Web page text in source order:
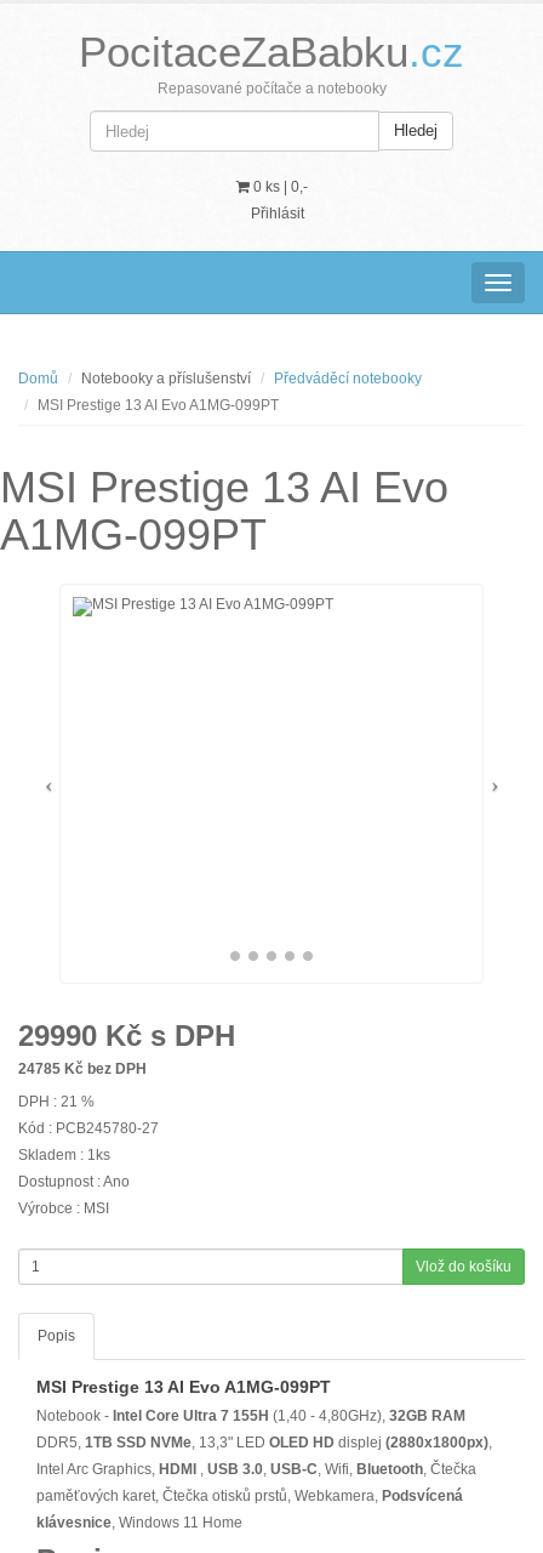
PocitaceZaBabku.cz
Repasované počítače a notebooky
Hledej
0 ks | 0,-
Přihlásit
Domů Notebooky a příslušenství
Předváděcí notebooky
MSI Prestige 13 AI Evo A1MG-099PT
MSI Prestige 13 AI Evo
A1MG-099PT
29990 Kč s DPH
24785 Kč bez DPH
DPH : 21 %
Kód : PCB245780-27
Skladem : 1ks
Dostupnost : Ano
Výrobce : MSI
Vlož do košíku
Popis
MSI Prestige 13 AI Evo A1MG-099PT
Notebook - Intel Core Ultra 7 155H (1,40 - 4,80GHz), 32GB RAM
DDR5, 1TB SSD NVMe, 13,3" LED OLED HD displej (2880x1800px),
Intel Arc Graphics, HDMI , USB 3.0, USB-C, Wifi, Bluetooth, Čtečka
paměťových karet, Čtečka otisků prstů, Webkamera, Podsvícená
klávesnice, Windows 11 Home